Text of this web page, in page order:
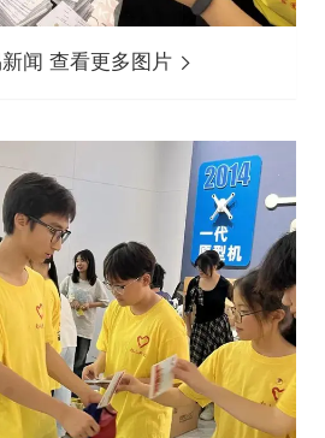
闻 查看更多图片